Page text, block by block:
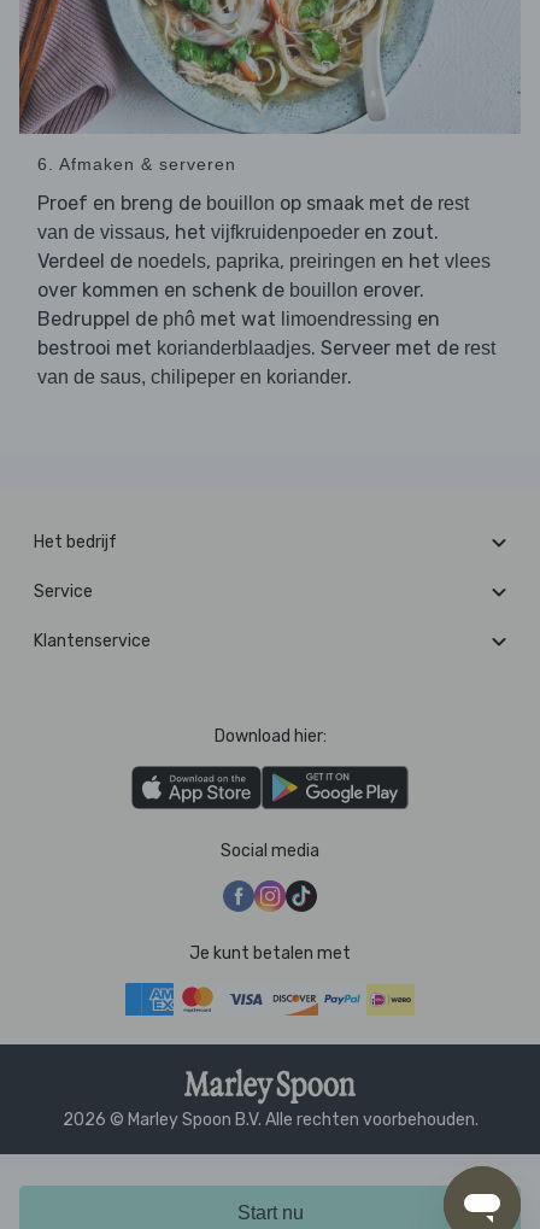
Start nu
6. Afmaken & serveren
Proef en breng de bouillon op smaak met de rest
van de vissaus, het vijfkruidenpoeder en zout.
Verdeel de noedels, paprika, preiringen en het vlees
over kommen en schenk de bouillon erover.
Bedruppel de phô met wat limoendressing en
bestrooi met korianderblaadjes. Serveer met de rest
van de saus, chilipeper en koriander.
Het bedrijf
Service
Klantenservice
Download hier:
Social media
Je kunt betalen met
2026 © Marley Spoon B.V. Alle rechten voorbehouden.